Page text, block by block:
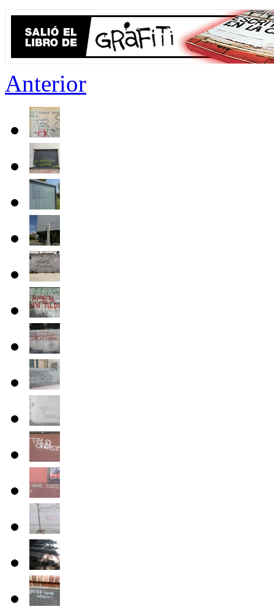
Anterior